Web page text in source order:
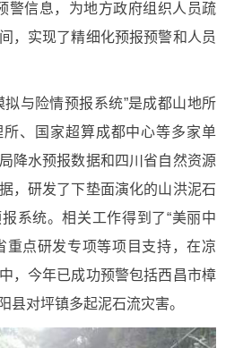
警信息，为地方政府组织人员疏
，实现了精细化预报预警和人员
拟与险情预报系统”是成都山地所
、国家超算成都中心等多家单
降水预报数据和四川省自然资源
，研发了下垫面演化的山洪泥石
系统。相关工作得到了“美丽中
重点研发专项等项目支持，在凉
，今年已成功预警包括西昌市樟
县对坪镇多起泥石流灾害。